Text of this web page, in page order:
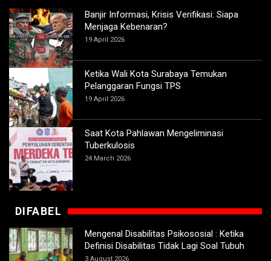
Banjir Informasi, Krisis Verifikasi: Siapa
Menjaga Kebenaran?
19 April 2026
Ketika Wali Kota Surabaya Temukan
Pelanggaran Fungsi TPS
19 April 2026
Saat Kota Pahlawan Mengeliminasi
Tuberkulosis
24 March 2026
DIFABEL
Mengenal Disabilitas Psikososial : Ketika
Definisi Disabilitas Tidak Lagi Soal Tubuh
3 August 2026